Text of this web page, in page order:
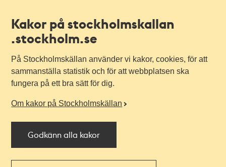
Kakor på stockholmskallan
.stockholm.se
På Stockholmskällan använder vi kakor, cookies, för att
sammanställa statistik och för att webbplatsen ska
fungera på ett bra sätt för dig.
Om kakor på Stockholmskällan
Godkänn alla kakor